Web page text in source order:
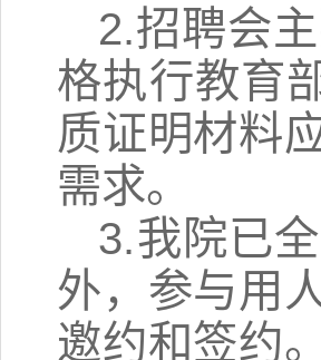
2.招聘会
格执行教育
质证明材料
需求。
3.我院已
外，参与用
邀约和签约